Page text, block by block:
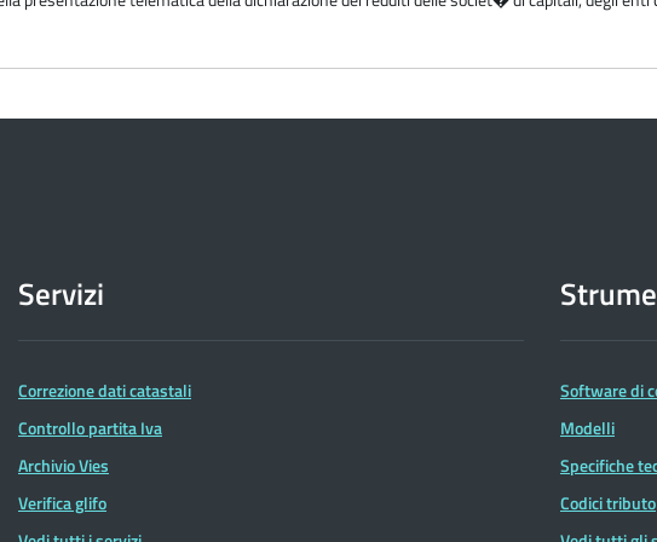
Servizi
Correzione dati catastali
Controllo partita Iva
Archivio Vies
Verifica glifo
Software di
Modelli
Specifiche
Codici tributo